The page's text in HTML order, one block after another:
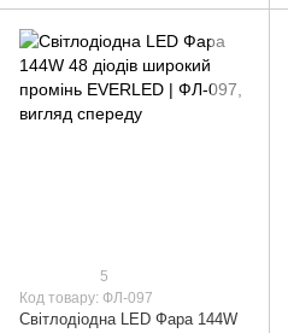
5
Код товару: ФЛ-097
Світлодіодна LED Фара 144W